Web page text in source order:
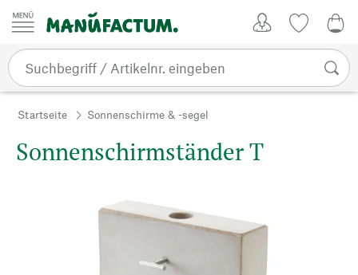
Zum Inhalt springen
Startseite Sonnenschirme & -segel
Sonnenschirmständer T